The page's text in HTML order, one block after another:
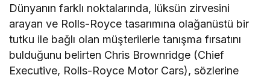
Dünyanın farklı noktalarında, lüksün zirvesini
arayan ve Rolls-Royce tasarımına olağanüstü bir
tutku ile bağlı olan müşterilerle tanışma fırsatını
bulduğunu belirten Chris Brownridge (Chief
Executive, Rolls-Royce Motor Cars), sözlerine